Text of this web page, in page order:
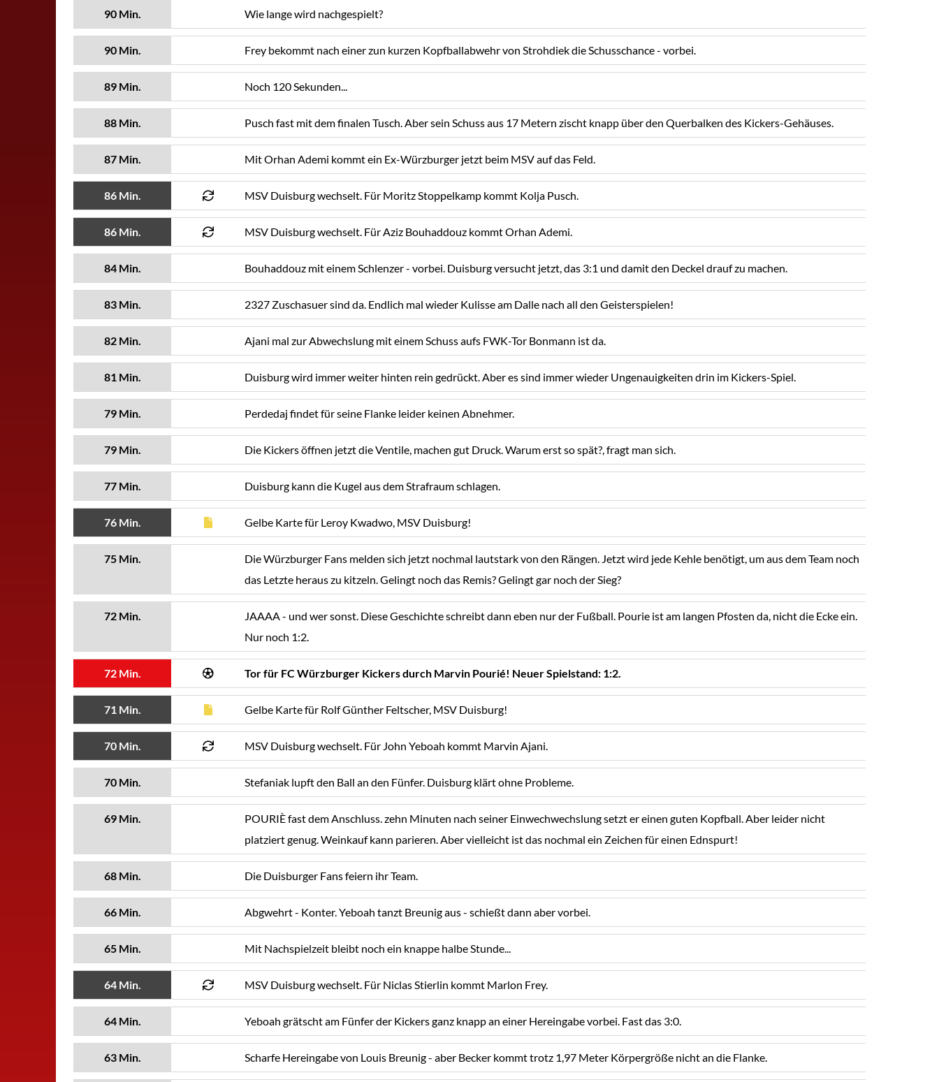
90 Min. Wie lange wird nachgespielt?
90 Min. Frey bekommt nach einer zun kurzen Kopfballabwehr von Strohdiek die Schusschance - vorbei.
89 Min. Noch 120 Sekunden...
88 Min. Pusch fast mit dem finalen Tusch. Aber sein Schuss aus 17 Metern zischt knapp über den Querbalken des Kickers-Gehäuses.
87 Min. Mit Orhan Ademi kommt ein Ex-Würzburger jetzt beim MSV auf das Feld.
86 Min. MSV Duisburg wechselt. Für Moritz Stoppelkamp kommt Kolja Pusch.
86 Min. MSV Duisburg wechselt. Für Aziz Bouhaddouz kommt Orhan Ademi.
84 Min. Bouhaddouz mit einem Schlenzer - vorbei. Duisburg versucht jetzt, das 3:1 und damit den Deckel drauf zu machen.
83 Min. 2327 Zuschasuer sind da. Endlich mal wieder Kulisse am Dalle nach all den Geisterspielen!
82 Min. Ajani mal zur Abwechslung mit einem Schuss aufs FWK-Tor Bonmann ist da.
81 Min. Duisburg wird immer weiter hinten rein gedrückt. Aber es sind immer wieder Ungenauigkeiten drin im Kickers-Spiel.
79 Min. Perdedaj findet für seine Flanke leider keinen Abnehmer.
79 Min. Die Kickers öffnen jetzt die Ventile, machen gut Druck. Warum erst so spät?, fragt man sich.
77 Min. Duisburg kann die Kugel aus dem Strafraum schlagen.
76 Min. Gelbe Karte für Leroy Kwadwo, MSV Duisburg!
75 Min.
Die Würzburger Fans melden sich jetzt nochmal lautstark von den Rängen. Jetzt wird jede Kehle benötigt, um aus dem Team noch
das Letzte heraus zu kitzeln. Gelingt noch das Remis? Gelingt gar noch der Sieg?
72 Min.
JAAAA - und wer sonst. Diese Geschichte schreibt dann eben nur der Fußball. Pourie ist am langen Pfosten da, nicht die Ecke ein.
Nur noch 1:2.
72 Min. Tor für FC Würzburger Kickers durch Marvin Pourié! Neuer Spielstand: 1:2.
71 Min. Gelbe Karte für Rolf Günther Feltscher, MSV Duisburg!
70 Min. MSV Duisburg wechselt. Für John Yeboah kommt Marvin Ajani.
70 Min. Stefaniak lupft den Ball an den Fünfer. Duisburg klärt ohne Probleme.
69 Min.
POURIÈ fast dem Anschluss. zehn Minuten nach seiner Einwechwechslung setzt er einen guten Kopfball. Aber leider nicht
platziert genug. Weinkauf kann parieren. Aber vielleicht ist das nochmal ein Zeichen für einen Ednspurt!
68 Min. Die Duisburger Fans feiern ihr Team.
66 Min. Abgwehrt - Konter. Yeboah tanzt Breunig aus - schießt dann aber vorbei.
65 Min. Mit Nachspielzeit bleibt noch ein knappe halbe Stunde...
64 Min. MSV Duisburg wechselt. Für Niclas Stierlin kommt Marlon Frey.
64 Min. Yeboah grätscht am Fünfer der Kickers ganz knapp an einer Hereingabe vorbei. Fast das 3:0.
63 Min. Scharfe Hereingabe von Louis Breunig - aber Becker kommt trotz 1,97 Meter Körpergröße nicht an die Flanke.